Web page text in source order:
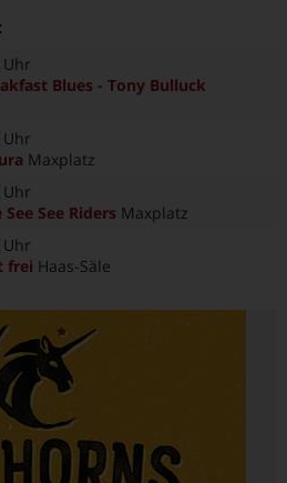
Uhr
Blues - Tony Bulluck
Uhr
Maxplatz
Uhr
See Riders Maxplatz
Uhr
frei Haas-Säle